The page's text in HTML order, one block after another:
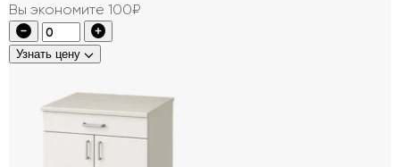
Вы экономите 100₽
Узнать цену